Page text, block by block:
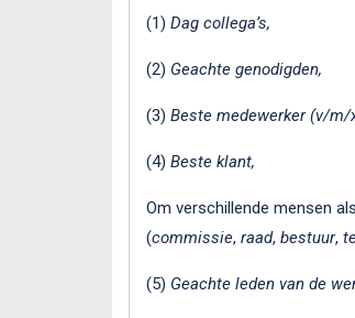
(1) Dag collega’s,
(2) Geachte genodigden,
(3) Beste medewerker (v/m/
(4) Beste klant,
Om verschillende mensen
(commissie, raad, bestuur,
(5) Geachte leden van de